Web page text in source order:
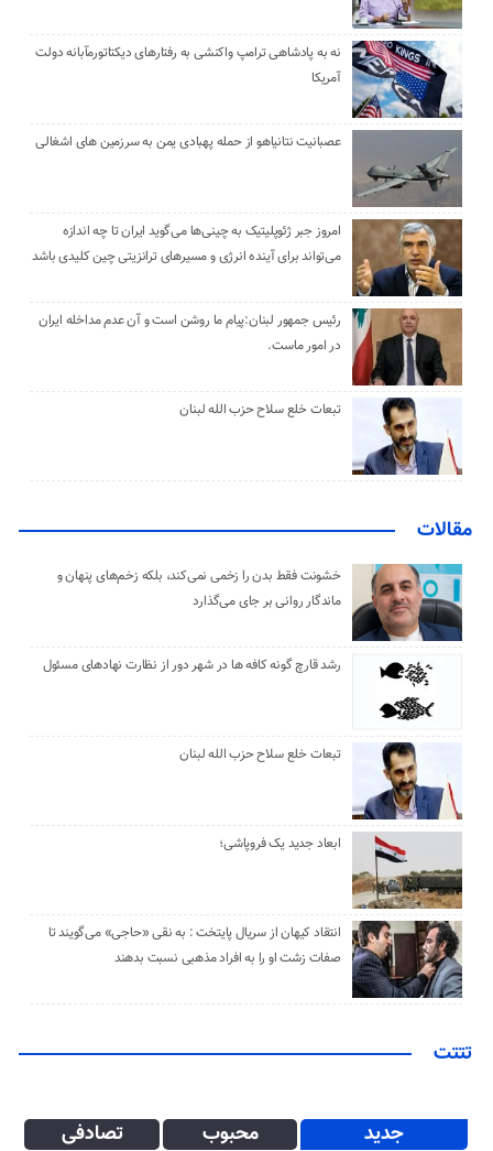
نه به پادشاهی ترامپ واکنشی به رفتارهای دیکتاتورمآبانه دولت
آمریکا
عصبانیت نتانیاهو از حمله پهبادی یمن به سرزمین های اشغالی
امروز جبر ژئوپلیتیک به چینی‌ها می‌گوید ایران تا چه اندازه
می‌تواند برای آینده انرژی و مسیرهای ترانزیتی چین کلیدی باشد
رئیس جمهور لبنان:پیام ما روشن است و آن عدم مداخله ایران
در امور ماست.
تبعات خلع سلاح حزب الله لبنان
مقالات
خشونت فقط بدن را زخمی نمی‌کند، بلکه زخم‌های پنهان و
ماندگار روانی بر جای می‌گذارد
رشد قارچ گونه کافه ها در شهر دور از نظارت نهادهای مسئول
تبعات خلع سلاح حزب الله لبنان
ابعاد جدید یک فروپاشی؛
انتقاد کیهان از سریال پایتخت : به نقی «حاجی» می‌گویند تا
صفات زشت او را به افراد مذهبی نسبت بدهند
تتتت
جدید محبوب تصادفی